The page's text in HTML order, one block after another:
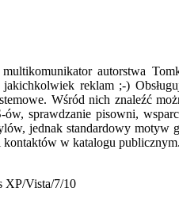
autorstwa
reklam ;-)
Wśród nich znaleźć
ów, sprawdzanie pisowni,
jednak standardowy
w katalogu publicznym.
XP/Vista/7/10